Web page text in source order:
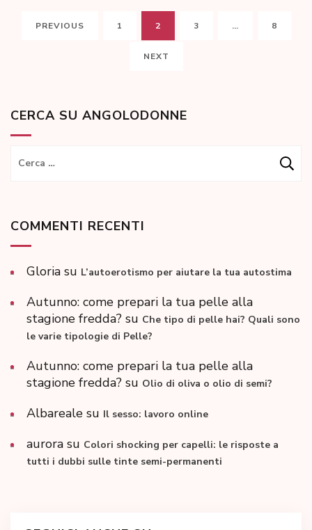
Paginazione
PREVIOUS PAGE
1 PAGE
2 PAGE
3 … PAGE
8
NEXT
CERCA SU ANGOLODONNE
Ricerca
COMMENTI RECENTI
Gloria su L’autoerotismo per aiutare la tua autostima
Autunno: come prepari la tua pelle alla
stagione fredda? su Che tipo di pelle hai? Quali sono
le varie tipologie di Pelle?
Autunno: come prepari la tua pelle alla
stagione fredda? su Olio di oliva o olio di semi?
Albareale su Il sesso: lavoro online
aurora su Colori shocking per capelli: le risposte a
tutti i dubbi sulle tinte semi-permanenti